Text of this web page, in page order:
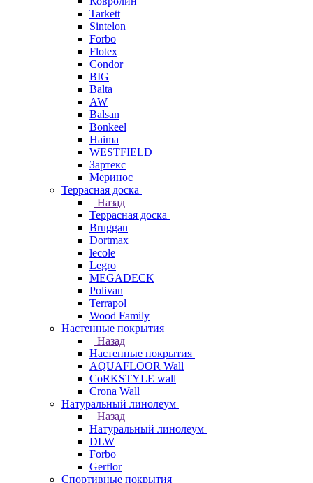
Tarkett
Sintelon
Forbo
Flotex
Condor
BIG
Balta
AW
Balsan
Bonkeel
Haima
WESTFIELD
Зартекс
Меринос
Террасная доска
Назад
Террасная доска
Bruggan
Dortmax
lecole
Legro
MEGADECK
Polivan
Terrapol
Wood Family
Настенные покрытия
Назад
Настенные покрытия
AQUAFLOOR Wall
CoRKSTYLE wall
Crona Wall
Натуральный линолеум
Назад
Натуральный линолеум
DLW
Forbo
Gerflor
Спортивные покрытия